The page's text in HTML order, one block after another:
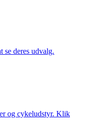
deres udvalg.
og cykeludstyr. Klik